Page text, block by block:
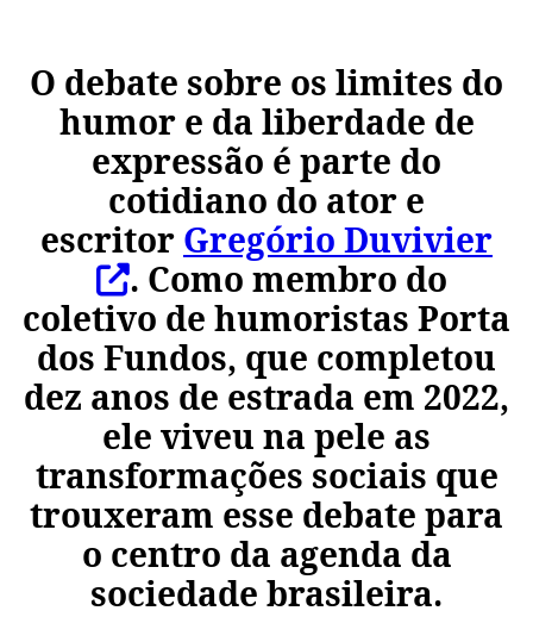
O debate sobre os limites do
humor e da liberdade de
expressão é parte do
cotidiano do ator e
escritor Gregório Duvivier
. Como membro do
coletivo de humoristas Porta
dos Fundos, que completou
dez anos de estrada em 2022,
ele viveu na pele as
transformações sociais que
trouxeram esse debate para
o centro da agenda da
sociedade brasileira.